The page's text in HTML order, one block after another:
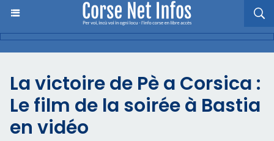
La victoire de Pè a Corsica :
Le film de la soirée à Bastia
en vidéo